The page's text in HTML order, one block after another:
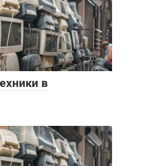
0
в